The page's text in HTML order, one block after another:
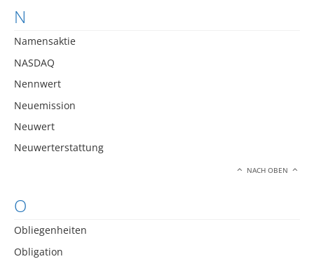
N
Namensaktie
NASDAQ
Nennwert
Neuemission
Neuwert
Neuwerterstattung
NACH OBEN
O
Obliegenheiten
Obligation